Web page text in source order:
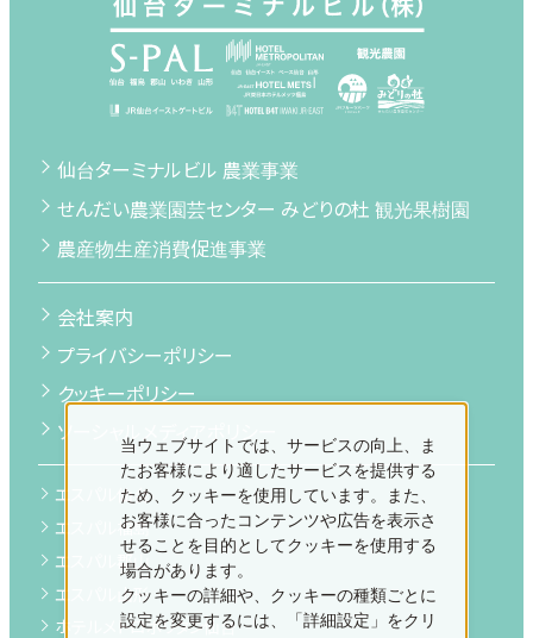
仙台ターミナルビル 農業事業
せんだい農業園芸センター みどりの杜 観光果樹園
農産物生産消費促進事業
会社案内
プライバシーポリシー
クッキーポリシー
ソーシャルメディアポリシー
エスパル仙台
エスパル福島
エスパル郡山
エスパル山形
ホテルメトロポリタン仙台
当ウェブサイトでは、サービスの向上、ま
たお客様により適したサービスを提供する
ため、クッキーを使用しています。また、
お客様に合ったコンテンツや広告を表示さ
せることを目的としてクッキーを使用する
場合があります。
クッキーの詳細や、クッキーの種類ごとに
設定を変更するには、「詳細設定」をクリ